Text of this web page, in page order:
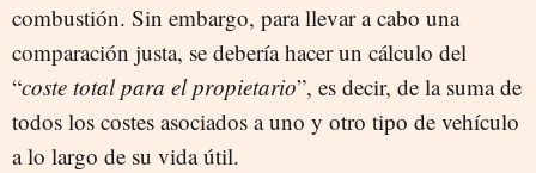
combustión. Sin embargo, para llevar a cabo una
comparación justa, se debería hacer un cálculo del
“coste total para el propietario”, es decir, de la suma de
todos los costes asociados a uno y otro tipo de vehículo
a lo largo de su vida útil.